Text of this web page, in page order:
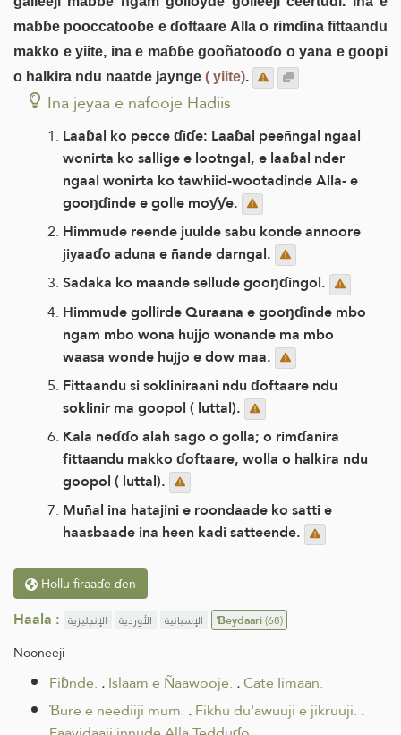
maɓɓe pooccatooɓe e ɗoftaare Alla o rimɗina fittaandu
makko e yiite, ina e maɓɓe gooñatooɗo o yana e goopi
o halkira ndu naatde jaynge ( yiite).
Ina jeyaa e nafooje Hadiis
Laaɓal ko pecce ɗiɗe: Laaɓal peeñngal ngaal
wonirta ko sallige e lootngal, e laaɓal nder
ngaal wonirta ko tawhiid-wootadinde Alla- e
gooŋɗinde e golle moƴƴe.
Himmude reende juulde sabu konde annoore
jiyaaɗo aduna e ñande darngal.
Sadaka ko maande sellude gooŋɗingol.
Himmude gollirde Quraana e gooŋɗinde mbo
ngam mbo wona hujjo wonande ma mbo
waasa wonde hujjo e dow maa.
Fittaandu si sokliniraani ndu ɗoftaare ndu
soklinir ma goopol ( luttal).
Kala neɗɗo alah sago o golla; o rimɗanira
fittaandu makko ɗoftaare, wolla o halkira ndu
goopol ( luttal).
Muñal ina hatajini e roondaade ko satti e
haasbaade ina heen kadi satteende.
Hollu firaaɗe ɗen
Haala : الإنجليزية الأوردية الإسبانية Ɓeydaari(68)
Nooneeji
Fiɓnde. .Islaam e Ñaawooje. .Cate Iimaan.
Ɓure e neediiji mum. .Fikhu du'awuuji e jikruuji. .